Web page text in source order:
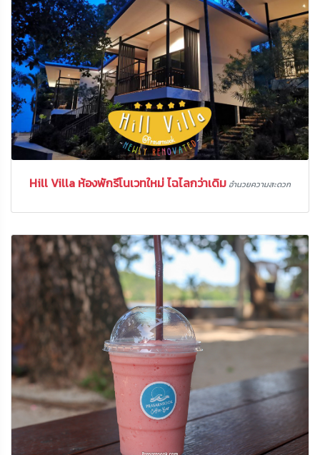
Hill Villa ห้องพักรีโนเวทใหม่ ไฉไลกว่าเดิมอำนวยความสะดวก